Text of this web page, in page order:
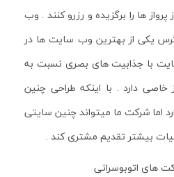
ها را برگزیده و رزرو کنند . وب
یکی از بهترین وب سایت ها در
با جذابیت های بصری نسبت به
دارد . با اینکه طراحی چنین
اما شرکت ما میتواند چنین سایتی
بیشتر تقدیم مشتری کند .
های اتوبوسرانی